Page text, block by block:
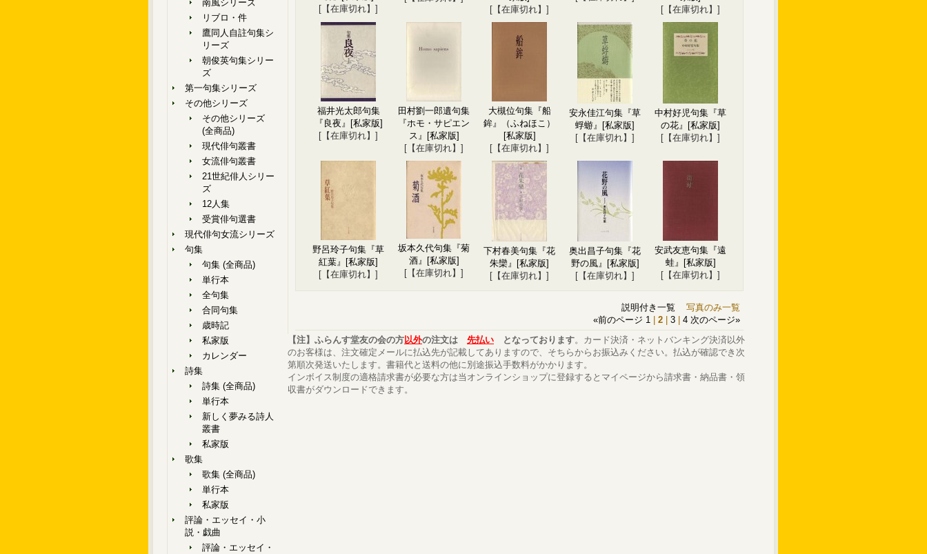
南風シリーズ
リブロ・件
鷹同人自註句集シ
リーズ
朝俊英句集シリー
ズ
第一句集シリーズ
その他シリーズ
その他シリーズ
(全商品)
現代俳句叢書
女流俳句叢書
21世紀俳人シリー
ズ
12人集
受賞俳句選書
現代俳句女流シリーズ
句集
句集 (全商品)
単行本
全句集
合同句集
歳時記
私家版
カレンダー
詩集
詩集 (全商品)
単行本
新しく夢みる詩人
叢書
私家版
歌集
歌集 (全商品)
単行本
私家版
評論・エッセイ・小
説・戯曲
評論・エッセイ・
[【在庫切れ】]
[【在庫切れ】]
[【在庫切れ】]
福井光太郎句集
『良夜』
[私家版]
[【在庫切れ】]
田村劉一郎遺句集
『ホモ・サピエン
ス』
[私家版]
[【在庫切れ】]
大槻位句集『船
鉾』（ふねほこ）
[私家版]
[【在庫切れ】]
安永佳江句集『草
蜉蝣』
[私家版]
[【在庫切れ】]
中村好児句集『草
の花』
[私家版]
[【在庫切れ】]
野呂玲子句集『草
紅葉』
[私家版]
[【在庫切れ】]
坂本久代句集『菊
酒』
[私家版]
[【在庫切れ】]
下村春美句集『花
朱欒』
[私家版]
[【在庫切れ】]
奥出昌子句集『花
野の風』
[私家版]
[【在庫切れ】]
安武友恵句集『遠
蛙』
[私家版]
[【在庫切れ】]
説明付き一覧 写真のみ一覧
«前のページ 1 2 3 4 次のページ»
【注】ふらんす堂友の会の方以外の注文は 先払い となっております。カード決済・ネットバンキング決済以外
のお客様は、注文確定メールに払込先が記載してありますので、そちらからお振込みください。払込が確認でき次
第順次発送いたします。書籍代と送料の他に別途振込手数料がかかります。
インボイス制度の適格請求書が必要な方は当オンラインショップに登録するとマイページから請求書・納品書・領
収書がダウンロードできます。